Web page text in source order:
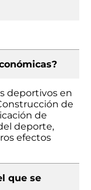
deportivos en
de
de
deporte,
efectos
que se